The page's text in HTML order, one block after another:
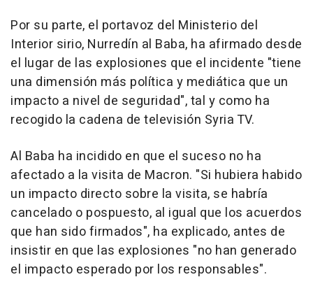
Por su parte, el portavoz del Ministerio del
Interior sirio, Nurredín al Baba, ha afirmado desde
el lugar de las explosiones que el incidente "tiene
una dimensión más política y mediática que un
impacto a nivel de seguridad", tal y como ha
recogido la cadena de televisión Syria TV.
Al Baba ha incidido en que el suceso no ha
afectado a la visita de Macron. "Si hubiera habido
un impacto directo sobre la visita, se habría
cancelado o pospuesto, al igual que los acuerdos
que han sido firmados", ha explicado, antes de
insistir en que las explosiones "no han generado
el impacto esperado por los responsables".